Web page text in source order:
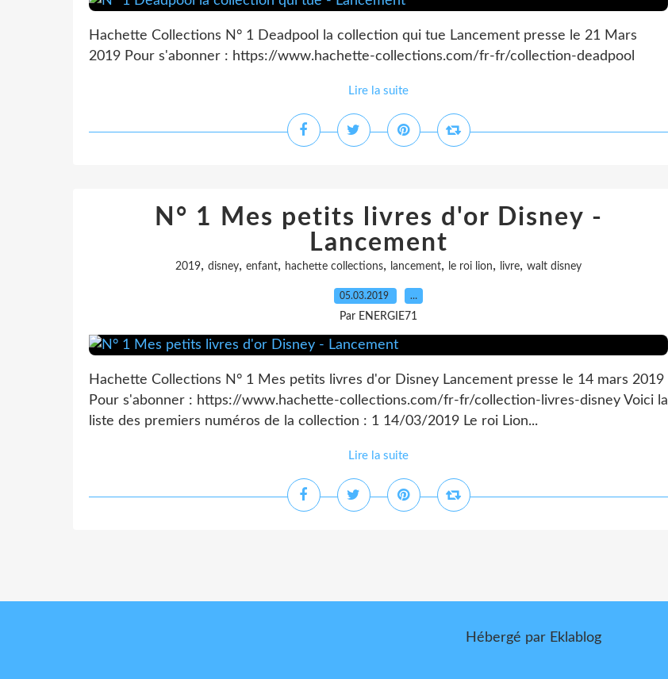
Hachette Collections N° 1 Deadpool la collection qui tue Lancement presse le 21 Mars
2019 Pour s'abonner : https://www.hachette-collections.com/fr-fr/collection-deadpool
Lire la suite
N° 1 Mes petits livres d'or Disney -
Lancement
2019, disney, enfant, hachette collections, lancement, le roi lion, livre, walt disney
05.03.2019 …
Par ENERGIE71
Hachette Collections N° 1 Mes petits livres d'or Disney Lancement presse le 14 mars 2019
Pour s'abonner : https://www.hachette-collections.com/fr-fr/collection-livres-disney Voici la
liste des premiers numéros de la collection : 1 14/03/2019 Le roi Lion...
Lire la suite
Hébergé par Eklablog